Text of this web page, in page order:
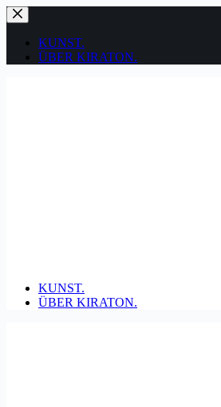
Zum
Inhalt
springenKUNST.
ÜBER KIRATON.
KUNST.
ÜBER KIRATON.